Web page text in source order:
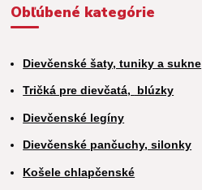
Obľúbené kategórie
Dievčenské šaty, tuniky a sukne
Tričká pre dievčatá, blúzky
Dievčenské legíny
Dievčenské pančuchy, silonky
Košele chlapčenské